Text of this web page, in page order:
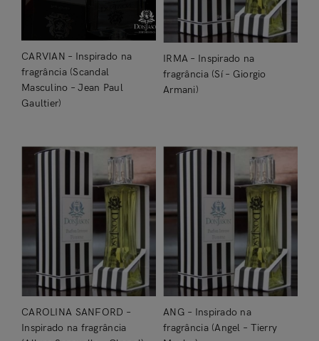
Entrar
CARVIAN – Inspirado na
fragrância (Scandal
Masculino – Jean Paul
Gaultier)
IRMA – Inspirado na
fragrância (Sí – Giorgio
Armani)
CAROLINA SANFORD –
Inspirado na fragrância
ANG – Inspirado na
fragrância (Angel – Tierry